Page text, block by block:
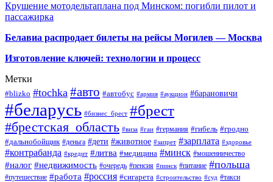
Крушение мотодельтаплана под Минском: погибли пилот и
пассажирка
Белавиа распродает билеты на рейсы Могилев — Москва
Изготовление ключей: технологии и процесс
Метки
#blizko #tochka #авто #автобус #армия #аукцион #барановичи
#беларусь #бизнес_брест #брест
#брестская_область #виза #гаи #германия #гибель #гродно
#дальнобойщик #деньга #дети #животное #запрет #зарплата #здоровье
#контрабанда #кредит #литва #медицина #минск #мошенничество
#налог #недвижимость #очередь #пенсия #пинск #питание #польша
#путешествие #работа #россия #сигарета #строительство #суд #такси